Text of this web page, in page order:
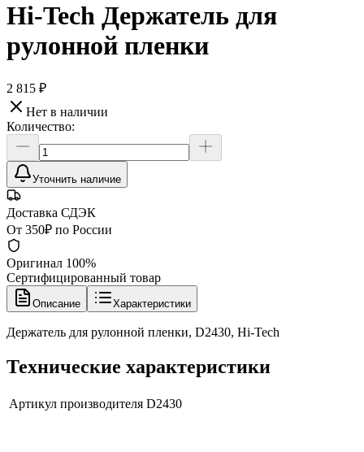
Hi-Tech Держатель для
рулонной пленки
2 815 ₽
Нет в наличии
Количество:
Уточнить наличие
Доставка СДЭК
От 350₽ по России
Оригинал 100%
Сертифицированный товар
Описание Характеристики
Держатель для рулонной пленки, D2430, Hi-Tech
Технические характеристики
Артикул производителя D2430